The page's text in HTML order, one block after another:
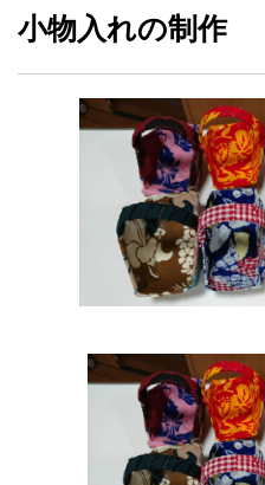
小物入れの制作